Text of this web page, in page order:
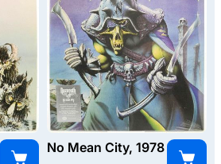
No Mean City, 1978